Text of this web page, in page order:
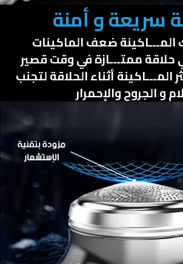
سريعة و أمنة
ضعف الماكينات
حلاقة ممتـــازة في وقت قصير
أثناء الحلاقة لتجنب
و الجروح والإحمرار